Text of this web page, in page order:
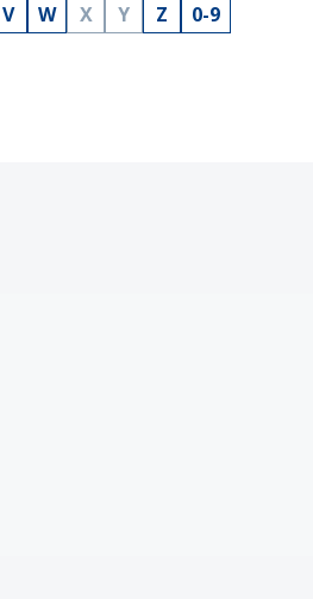
V W X Y Z 0-9